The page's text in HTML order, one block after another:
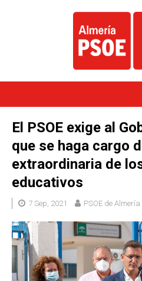
El PSOE exige al
que se haga cargo
extraordinaria de
educativos
7 Sep, 2021 PSOE de Almería